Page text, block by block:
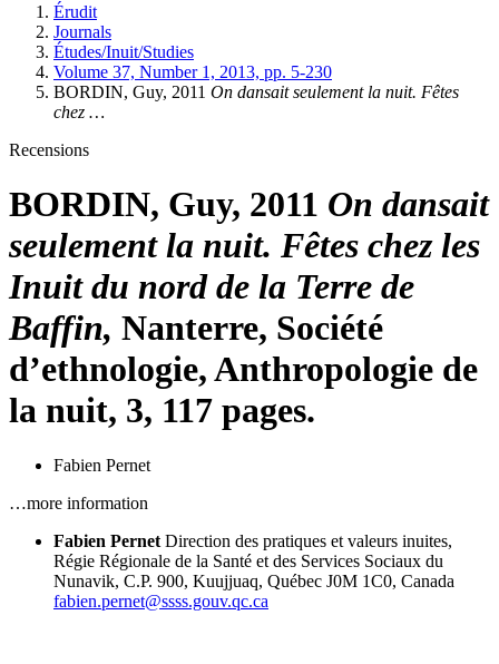
Érudit
Journals
Études/Inuit/Studies
Volume 37, Number 1, 2013, pp. 5-230
BORDIN, Guy, 2011 On dansait seulement la nuit. Fêtes
chez …
Recensions
BORDIN, Guy, 2011 On dansait
seulement la nuit. Fêtes chez les
Inuit du nord de la Terre de
Baffin, Nanterre, Société
d’ethnologie, Anthropologie de
la nuit, 3, 117 pages.
Fabien Pernet
…more information
Fabien Pernet Direction des pratiques et valeurs inuites,
Régie Régionale de la Santé et des Services Sociaux du
Nunavik, C.P. 900, Kuujjuaq, Québec J0M 1C0, Canada
fabien.pernet@ssss.gouv.qc.ca